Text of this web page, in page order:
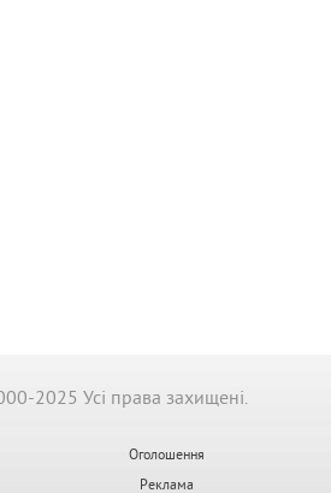
2025 Усі права захищені.
Оголошення
Реклама